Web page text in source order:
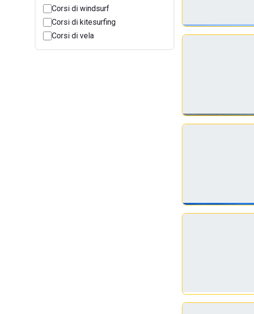
Corsi di windsurf
Corsi di kitesurfing
Corsi di vela